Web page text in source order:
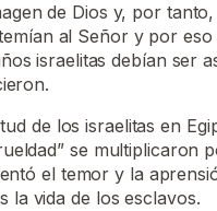
de Dios y, por
al Señor y por
israelitas debían ser
de los israelitas en
se multiplicaron
el temor y la
la vida de los esclavos.